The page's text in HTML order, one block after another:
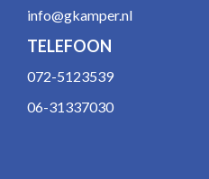
info@gkamper.nl
TELEFOON
072-5123539
06-31337030